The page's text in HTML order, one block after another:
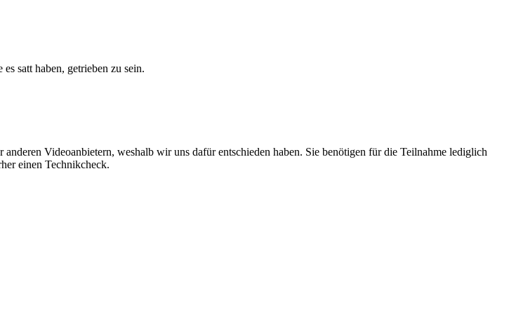
satt haben, getrieben zu sein.
anderen Videoanbietern, weshalb wir uns dafür entschieden haben. Sie benötigen für die Teilnahme lediglich
einen Technikcheck.